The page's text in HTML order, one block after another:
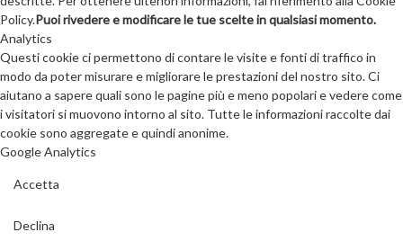
Policy.Puoi rivedere e modificare le tue scelte in qualsiasi momento.
Analytics
Questi cookie ci permettono di contare le visite e fonti di traffico in
modo da poter misurare e migliorare le prestazioni del nostro sito. Ci
aiutano a sapere quali sono le pagine più e meno popolari e vedere come
i visitatori si muovono intorno al sito. Tutte le informazioni raccolte dai
cookie sono aggregate e quindi anonime.
Google Analytics
Accetta
Declina